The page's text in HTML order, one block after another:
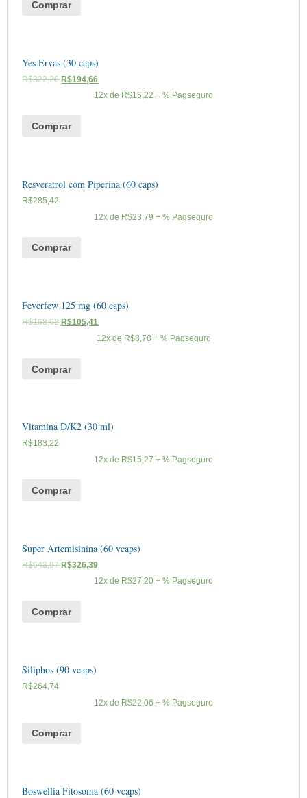
Comprar
Yes Ervas (30 caps)
R$322,20 R$194,66
12x de R$16,22 + % Pagseguro
Comprar
Resveratrol com Piperina (60 caps)
R$285,42
12x de R$23,79 + % Pagseguro
Comprar
Feverfew 125 mg (60 caps)
R$168,62 R$105,41
12x de R$8,78 + % Pagseguro
Comprar
Vitamina D/K2 (30 ml)
R$183,22
12x de R$15,27 + % Pagseguro
Comprar
Super Artemisinina (60 vcaps)
R$643,97 R$326,39
12x de R$27,20 + % Pagseguro
Comprar
Siliphos (90 vcaps)
R$264,74
12x de R$22,06 + % Pagseguro
Comprar
Boswellia Fitosoma (60 vcaps)